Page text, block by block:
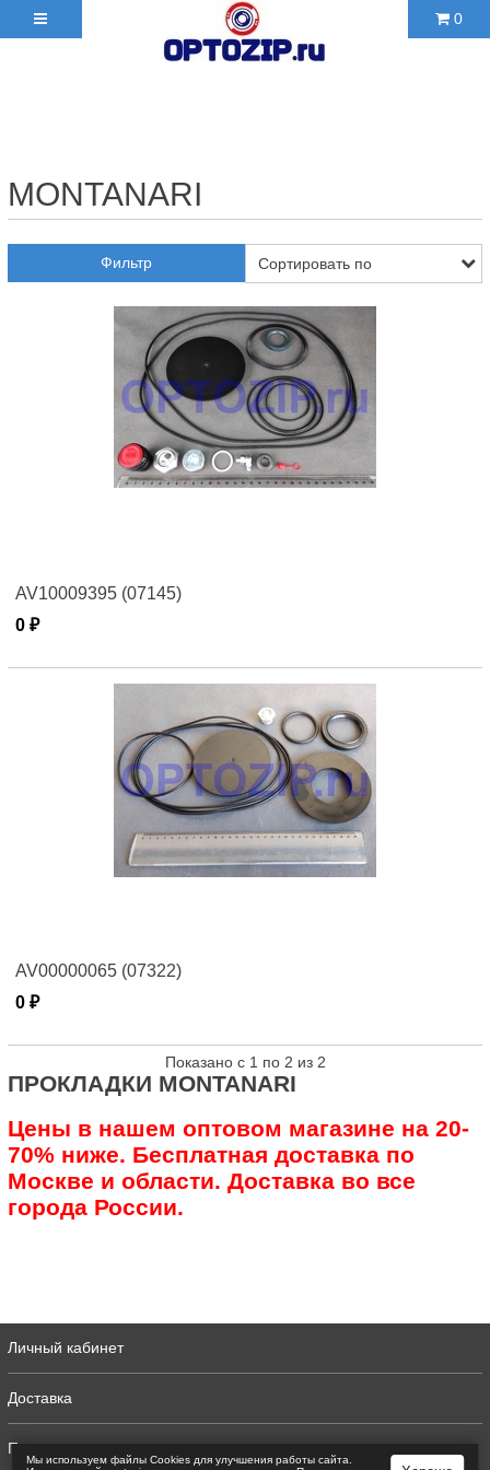
0
MONTANARI
Фильтр
AV10009395 (07145)
0 ₽
AV00000065 (07322)
0 ₽
Показано с 1 по 2 из 2
ПРОКЛАДКИ MONTANARI
Цены в нашем оптовом магазине на 20-
70% ниже. Бесплатная доставка по
Москве и области. Доставка во все
города России.
Личный кабинет
Доставка
Полная версия
Мы используем файлы Сookies для улучшения работы сайта.